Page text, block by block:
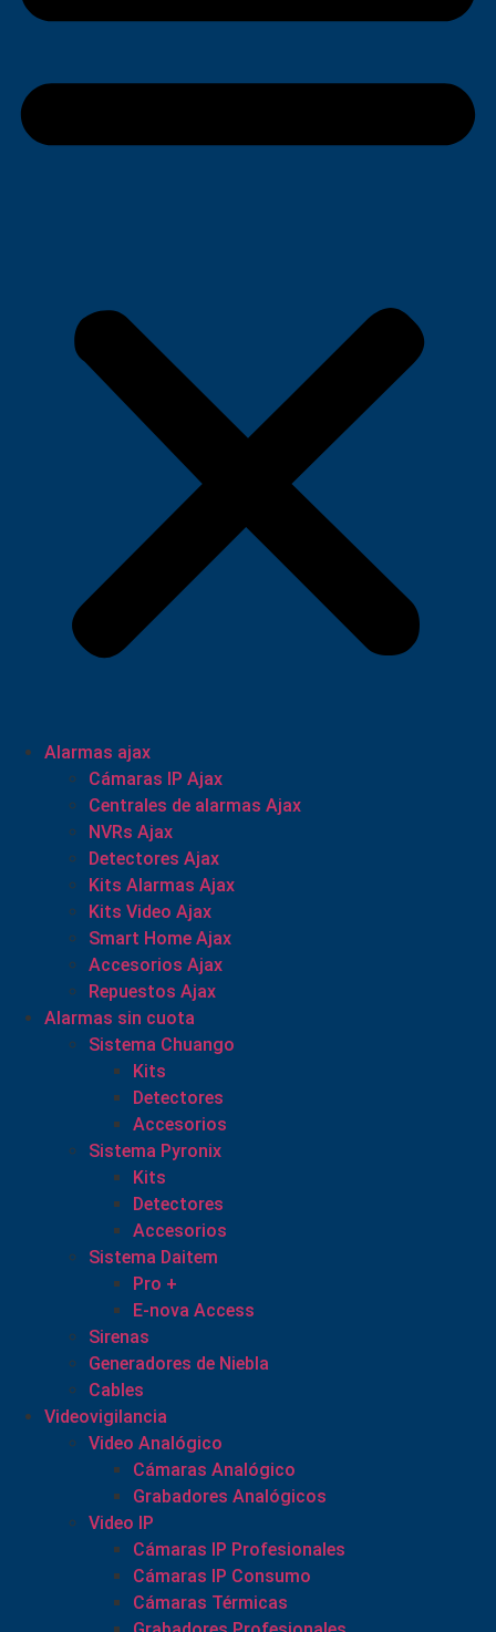
Alarmas ajax
Cámaras IP Ajax
Centrales de alarmas Ajax
NVRs Ajax
Detectores Ajax
Kits Alarmas Ajax
Kits Video Ajax
Smart Home Ajax
Accesorios Ajax
Repuestos Ajax
Alarmas sin cuota
Sistema Chuango
Kits
Detectores
Accesorios
Sistema Pyronix
Kits
Detectores
Accesorios
Sistema Daitem
Pro +
E-nova Access
Sirenas
Generadores de Niebla
Cables
Videovigilancia
Video Analógico
Cámaras Analógico
Grabadores Analógicos
Video IP
Cámaras IP Profesionales
Cámaras IP Consumo
Cámaras Térmicas